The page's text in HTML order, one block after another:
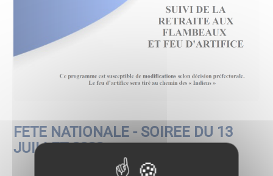
FETE NATIONALE - SOIREE DU 13
JUILLET 2022